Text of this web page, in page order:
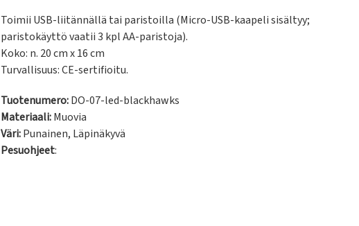
Toimii USB-liitännällä tai paristoilla (Micro-USB-kaapeli sisältyy;
paristokäyttö vaatii 3 kpl AA-paristoja).
Koko: n. 20 cm x 16 cm
Turvallisuus: CE-sertifioitu.
Tuotenumero:DO-07-led-blackhawks
Materiaali:Muovia
Väri:Punainen, Läpinäkyvä
Pesuohjeet: